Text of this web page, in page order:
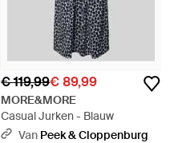
€ 119,99€ 89,99
MORE&MORE
Casual Jurken - Blauw
Van Peek & Cloppenburg